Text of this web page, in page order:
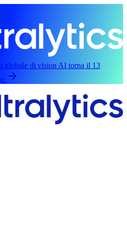
globale di vision AI torna il 13